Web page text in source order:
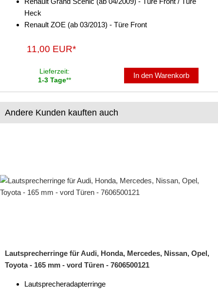
für Lada
für Lamborghini
für Mazda
für Opel
für Peugeot
Captur
Heck
Renault ZOE (ab 03/2013) - Türe Front
11,00 EUR*
Lieferzeit:
1-3 Tage**
In den Warenkorb
Andere Kunden kauften auch
Lautsprecherringe für Audi, Honda, Mercedes, Nissan, Opel,
Toyota - 165 mm - vord Türen - 7606500121
Lautsprecheradapterringe